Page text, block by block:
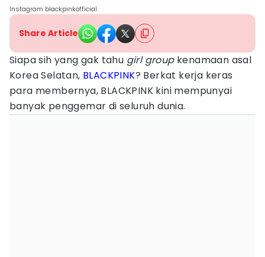
Instagram blackpinkofficial
Share Article
Siapa sih yang gak tahu girl groupkenamaan asal
Korea Selatan, BLACKPINK? Berkat kerja keras
para membernya, BLACKPINK kini mempunyai
banyak penggemar di seluruh dunia.